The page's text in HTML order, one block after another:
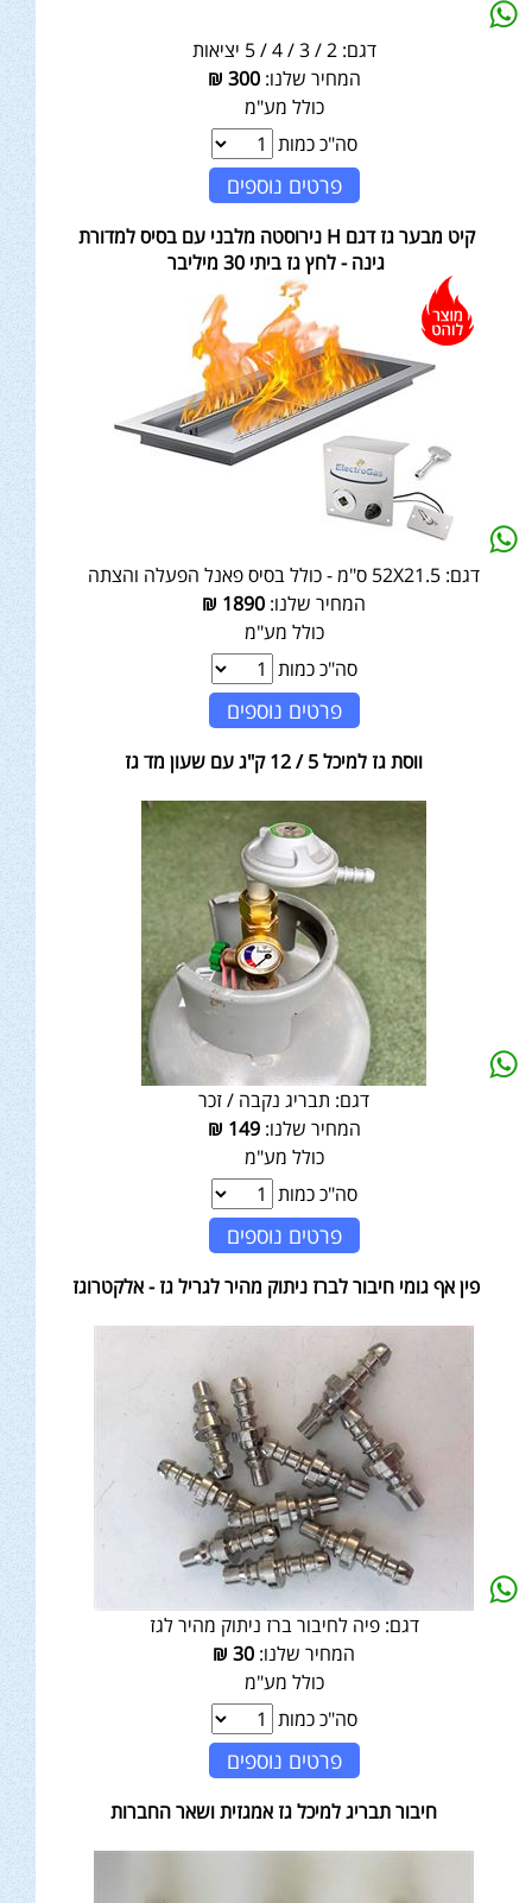
דגם: 2 / 3 / 4 / 5 יציאות
המחיר שלנו:300
₪
כולל מע"מ
סה"כ כמות
פרטים נוספים
קיט מבער גז דגם H נירוסטה מלבני עם בסיס למדורת
גינה - לחץ גז ביתי 30 מיליבר
דגם: 52X21.5 ס"מ - כולל בסיס פאנל הפעלה והצתה
המחיר שלנו: 1890
₪
כולל מע"מ
סה"כ כמות
פרטים נוספים
ווסת גז למיכל 5 / 12 ק"ג עם שעון מד גז
דגם: תבריג נקבה / זכר
המחיר שלנו:149
₪
כולל מע"מ
סה"כ כמות
פרטים נוספים
פין אף גומי חיבור לברז ניתוק מהיר לגריל גז - אלקטרוגז
דגם: פיה לחיבור ברז ניתוק מהיר לגז
המחיר שלנו: 30
₪
כולל מע"מ
סה"כ כמות
פרטים נוספים
חיבור תבריג למיכל גז אמגזית ושאר החברות